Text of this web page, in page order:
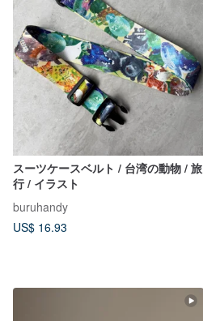
スーツケースベルト / 台湾の動物 / 旅
行 / イラスト
buruhandy
US$ 16.93